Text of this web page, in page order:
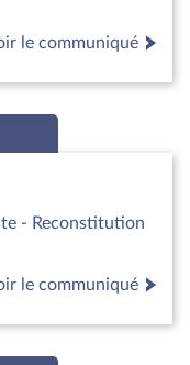
le communiqué
- Reconstitution
le communiqué